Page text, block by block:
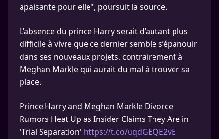
apaisante pour elle", poursuit la source.
L’absence du prince Harry serait d’autant plus
difficile à vivre que ce dernier semble s’épanouir
dans ses nouveaux projets, contrairement à
Meghan Markle qui aurait du mal à trouver sa
place.
Prince Harry and Meghan Markle Divorce
Rumors Heat Up as Insider Claims They Are in
'Trial Separation' https://t.co/uqdGEQE2vE